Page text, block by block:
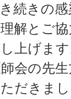
続きの
解とご
上げま
会の先
だきま